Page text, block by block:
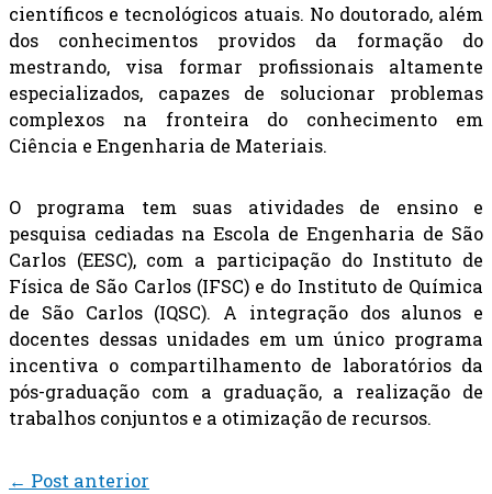
científicos e tecnológicos atuais. No doutorado, além
dos conhecimentos providos da formação do
mestrando, visa formar profissionais altamente
especializados, capazes de solucionar problemas
complexos na fronteira do conhecimento em
Ciência e Engenharia de Materiais.
O programa tem suas atividades de ensino e
pesquisa cediadas na Escola de Engenharia de São
Carlos (EESC), com a participação do Instituto de
Física de São Carlos (IFSC) e do Instituto de Química
de São Carlos (IQSC). A integração dos alunos e
docentes dessas unidades em um único programa
incentiva o compartilhamento de laboratórios da
pós-graduação com a graduação, a realização de
trabalhos conjuntos e a otimização de recursos.
← Post anterior